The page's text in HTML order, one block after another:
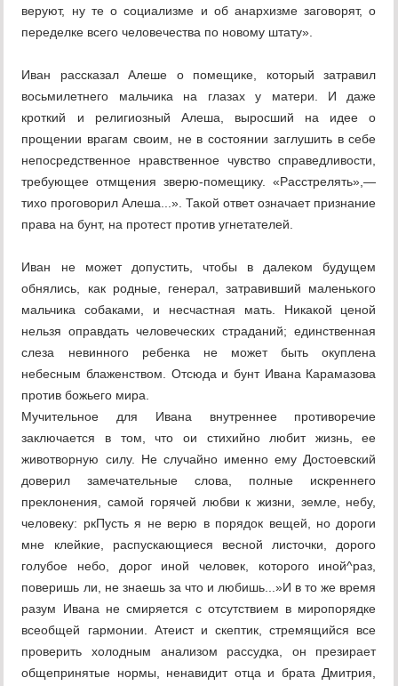
веруют, ну те о социализме и об анархизме заговорят, о
переделке всего человечества по новому штату».
Иван рассказал Алеше о помещике, который затравил
восьмилетнего мальчика на глазах у матери. И даже
кроткий и религиозный Алеша, выросший на идее о
прощении врагам своим, не в состоянии заглушить в себе
непосредственное нравственное чувство справедливости,
требующее отмщения зверю-помещику. «Расстрелять»,—
тихо проговорил Алеша...». Такой ответ означает признание
права на бунт, на протест против угнетателей.
Иван не может допустить, чтобы в далеком будущем
обнялись, как родные, генерал, затравивший маленького
мальчика собаками, и несчастная мать. Никакой ценой
нельзя оправдать человеческих страданий; единственная
слеза невинного ребенка не может быть окуплена
небесным блаженством. Отсюда и бунт Ивана Карамазова
против божьего мира.
Мучительное для Ивана внутреннее противоречие
заключается в том, что ои стихийно любит жизнь, ее
животворную силу. Не случайно именно ему Достоевский
доверил замечательные слова, полные искреннего
преклонения, самой горячей любви к жизни, земле, небу,
человеку: ркПусть я не верю в порядок вещей, но дороги
мне клейкие, распускающиеся весной листочки, дорого
голубое небо, дорог иной человек, которого иной^раз,
поверишь ли, не знаешь за что и любишь...»И в то же время
разум Ивана не смиряется с отсутствием в миропорядке
всеобщей гармонии. Атеист и скептик, стремящийся все
проверить холодным анализом рассудка, он презирает
общепринятые нормы, ненавидит отца и брата Дмитрия,